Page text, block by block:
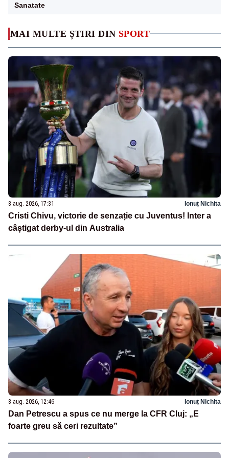
MAI MULTE ȘTIRI DIN SPORT
8 aug. 2026, 17:31 Ionuț Nichita
Cristi Chivu, victorie de senzație cu Juventus! Inter a
câștigat derby-ul din Australia
8 aug. 2026, 12:46 Ionuț Nichita
Dan Petrescu a spus ce nu merge la CFR Cluj: „E
foarte greu să ceri rezultate”
Sanatate